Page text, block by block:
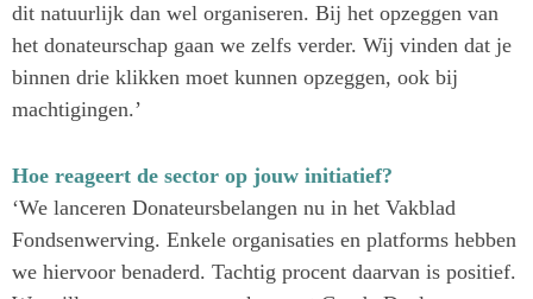
dit natuurlijk dan wel organiseren. Bij het opzeggen van
het donateurschap gaan we zelfs verder. Wij vinden dat je
binnen drie klikken moet kunnen opzeggen, ook bij
machtigingen.’
Hoe reageert de sector op jouw initiatief?
‘We lanceren Donateursbelangen nu in het Vakblad
Fondsenwerving. Enkele organisaties en platforms hebben
we hiervoor benaderd. Tachtig procent daarvan is positief.